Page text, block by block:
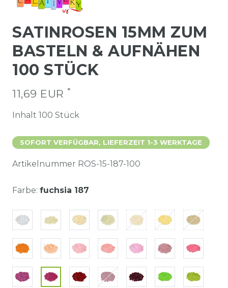
SATINROSEN 15MM ZUM
BASTELN & AUFNÄHEN
100 STÜCK
11,69 EUR *
Inhalt 100 Stück
SOFORT VERFÜGBAR, LIEFERZEIT 1-3 WERKTAGE
Artikelnummer ROS-15-187-100
Farbe: fuchsia 187